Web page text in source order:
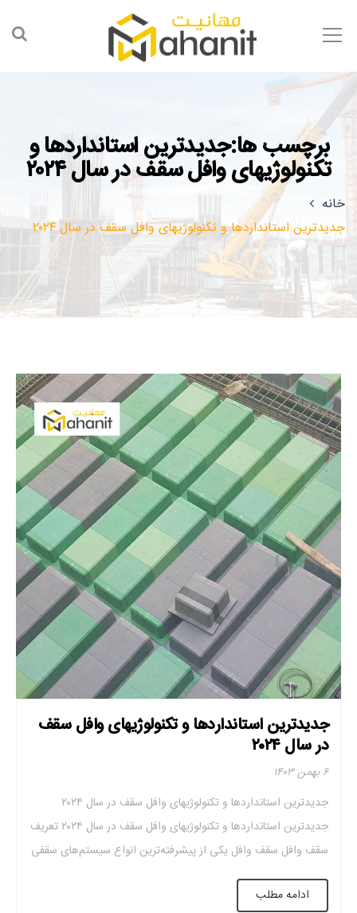
برچسب ها:جدیدترین استانداردها و
تکنولوژیهای وافل سقف در سال ۲۰۲۴
خانه
جدیدترین استانداردها و تکنولوژیهای وافل سقف در سال ۲۰۲۴
جدیدترین استانداردها و تکنولوژیهای وافل سقف
در سال ۲۰۲۴
۶ بهمن ۱۴۰۳
جدیدترین استانداردها و تکنولوژیهای وافل سقف در سال ۲۰۲۴
جدیدترین استانداردها و تکنولوژیهای وافل سقف در سال ۲۰۲۴ تعریف
سقف وافل سقف وافل یکی از پیشرفته‌ترین انواع سیستم‌های سقفی
است که در ساختمان‌سازی برای ایجاد سازه‌هایی با مقاومت بالا، دوام
طولانی و وزن کم مورد استفاده قرار می‌گیرد. این سیستم سقفی از
ادامه مطلب